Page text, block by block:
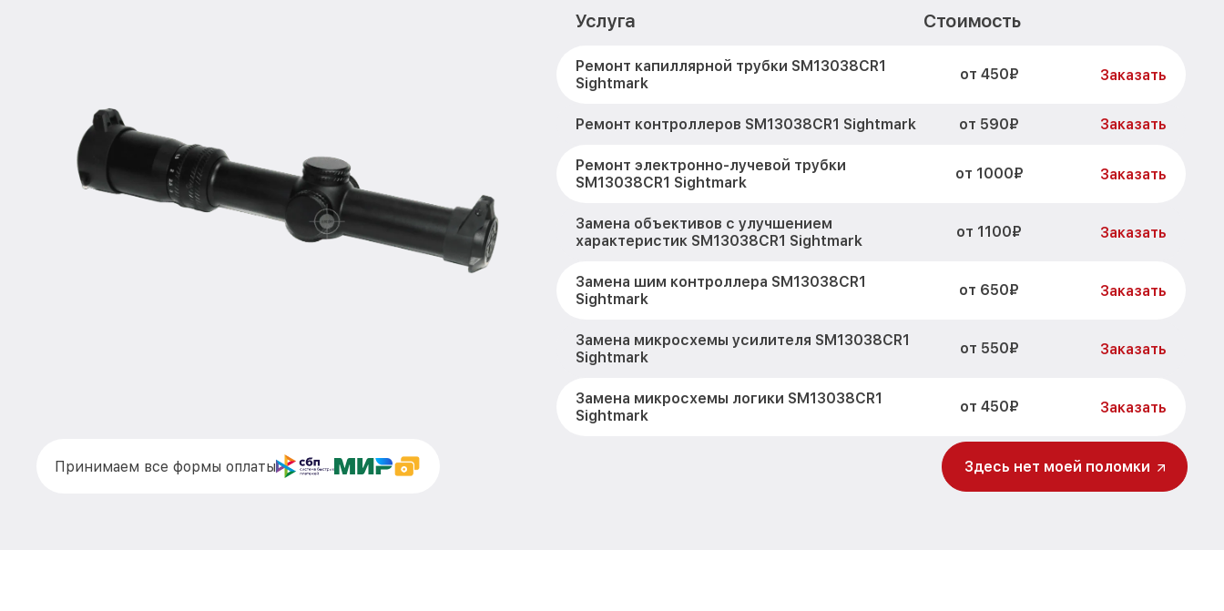
Услуга Стоимость
Ремонт капиллярной трубки SM13038CR1
Sightmark
от 450₽ Заказать
Ремонт контроллеров SM13038CR1 Sightmark от 590₽ Заказать
Ремонт электронно-лучевой трубки
SM13038CR1 Sightmark
от 1000₽ Заказать
Замена объективов с улучшением
характеристик SM13038CR1 Sightmark
от 1100₽ Заказать
Замена шим контроллера SM13038CR1
Sightmark
от 650₽ Заказать
Замена микросхемы усилителя SM13038CR1
Sightmark
от 550₽ Заказать
Замена микросхемы логики SM13038CR1
Sightmark
от 450₽ Заказать
Принимаем все формы оплаты Здесь нет моей поломки